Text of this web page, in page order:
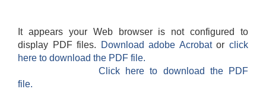
It appears your Web browser is not configured to
display PDF files.
Download adobe Acrobatorclick
here to download the PDF file.
Click here to download the PDF
file.